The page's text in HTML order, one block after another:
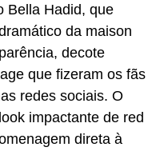
Bella Hadid, que
da maison
decote
que fizeram os fãs
redes sociais. O
impactante de red
direta à